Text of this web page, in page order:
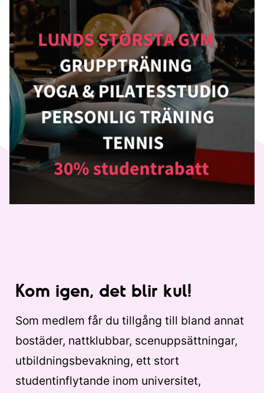
Kom igen, det blir kul!
Som medlem får du tillgång till bland annat
bostäder, nattklubbar, scenuppsättningar,
utbildningsbevakning, ett stort
studentinflytande inom universitet,